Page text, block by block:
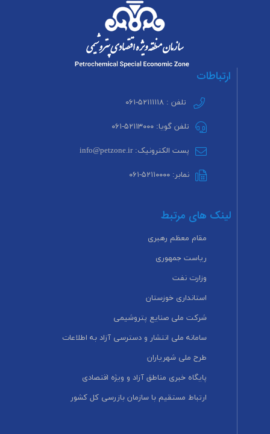
ارتباطات
تلفن : ۵۲۱۱۱۱۱۸-۰۶۱
تلفن گویا: ۵۲۱۱۳۰۰۰-۰۶۱
پست الکترونیک: info@petzone.ir
نمابر: ۵۲۱۱۰۰۰۰-۰۶۱
لینک های مرتبط
مقام معظم رهبری
ریاست جمهوری
وزارت نفت
استانداری خوزستان
شرکت ملی صنایع پتروشیمی
سامانه ملی انتشار و دسترسی آزاد به اطلاعات
طرح ملی شهریاران
پایگاه خبری مناطق آزاد و ویژه اقتصادی
ارتباط مستقیم با سازمان بازرسی کل کشور